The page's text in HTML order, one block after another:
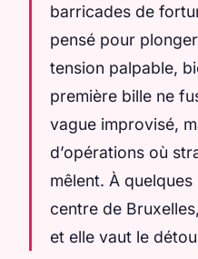
barricades de
pensé pour
tension palpable,
première bille ne
vague improvisé,
d’opérations où
mêlent. À
centre de
et elle vaut le